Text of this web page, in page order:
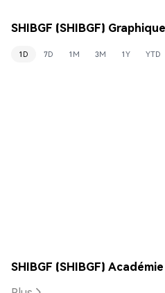
SHIBGF (SHIBGF)
1D 7D 1M 3M 1Y YTD
SHIBGF (SHIBGF) Académie